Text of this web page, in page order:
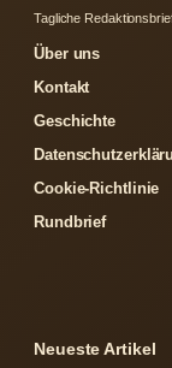
Tagliche
Über uns
Kontakt
Geschichte
Cookie-Richtlinie
Rundbrief
Neueste Artikel